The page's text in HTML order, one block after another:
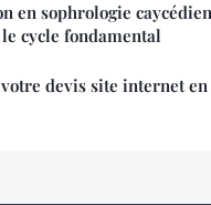
en sophrologie
cycle fondamental
devis site internet